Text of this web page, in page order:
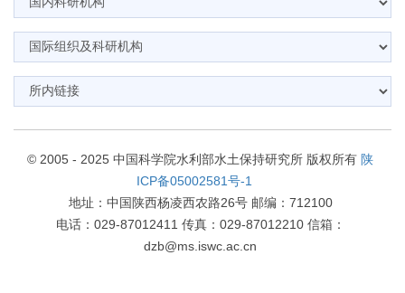
© 2005 - 2025 中国科学院水利部水土保持研究所 版权所有 陕
ICP备05002581号-1
地址：中国陕西杨凌西农路26号 邮编：712100
电话：029-87012411 传真：029-87012210 信箱：
dzb@ms.iswc.ac.cn